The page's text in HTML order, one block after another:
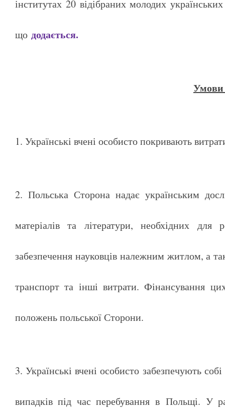
інститутах 20 відібраних молодих
що додається.
Умови
1. Українські вчені особисто покривають
2. Польська Сторона надає українським
матеріалів та літератури, необхідних для
забезпечення науковців належним житлом, а
транспорт та інші витрати. Фінансування
положень польської Сторони.
3. Українські вчені особисто забезпечують
випадків під час перебування в Польщі. У